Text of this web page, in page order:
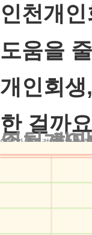
인천개
도움을
개인회
한 걸까
안녕하세요, 법무법인 테헤란입니다. 오늘은 여러분께 한 의뢰인의 감동적인 이야기를 들
인천개인회생변호사